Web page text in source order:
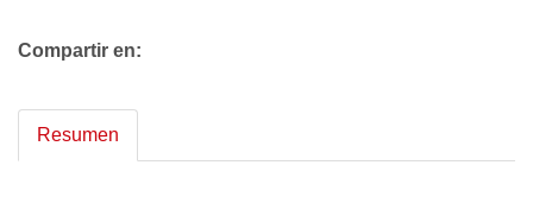
Compartir en:
Resumen